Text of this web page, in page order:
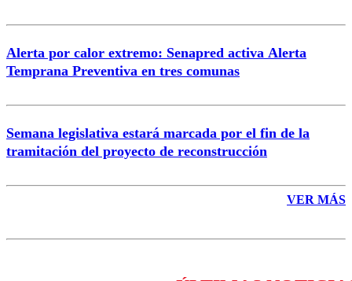
Alerta por calor extremo: Senapred activa Alerta
Temprana Preventiva en tres comunas
Semana legislativa estará marcada por el fin de la
tramitación del proyecto de reconstrucción
VER MÁS